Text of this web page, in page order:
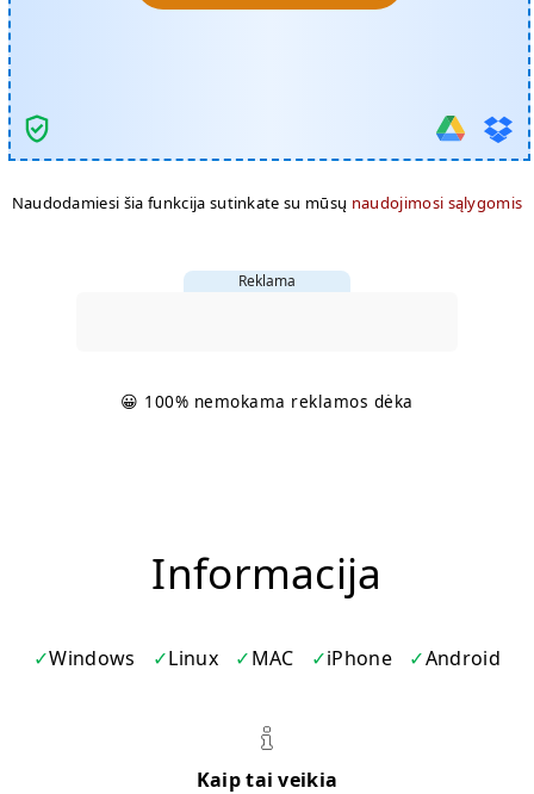
Naudodamiesi šia funkcija sutinkate su mūsų naudojimosi sąlygomis
Reklama
😀 100% nemokama reklamos dėka
Informacija
Windows Linux MAC iPhone Android
Kaip tai veikia